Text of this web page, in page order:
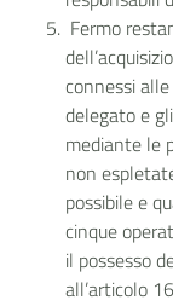
Fermo
connessi
delegato e
mediante le
non
possibile e
cinque
il possesso
all’articolo